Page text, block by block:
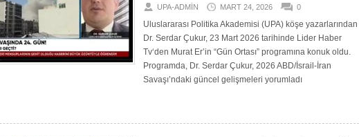
UPA-ADMIN MART 24, 2026 0
Uluslararası Politika Akademisi (UPA) köşe yazarlarından
Dr. Serdar Çukur, 23 Mart 2026 tarihinde Lider Haber
Tv‘den Murat Er’in “Gün Ortası” programına konuk oldu.
Programda, Dr. Serdar Çukur, 2026 ABD/İsrail-İran
Savaşı’ndaki güncel gelişmeleri yorumladı